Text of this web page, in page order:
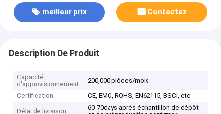
meilleur prix Contactez
Description De Produit
Capacité
d'approvisionnement
200,000 pièces/mois
Certification CE, EMC, ROHS, EN62115, BSCI, etc
Délai de livraison
60-70days après échantillon de dépôt